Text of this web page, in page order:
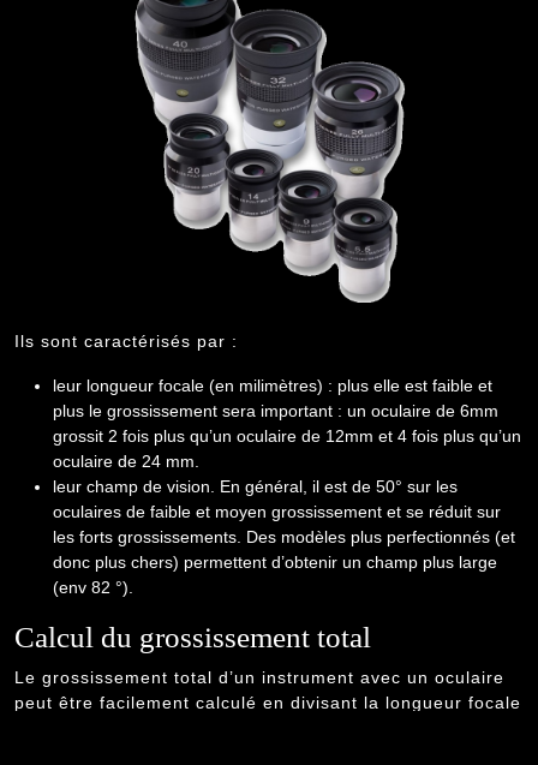
Ils sont caractérisés par :
leur longueur focale (en milimètres) : plus elle est faible et
plus le grossissement sera important : un oculaire de 6mm
grossit 2 fois plus qu’un oculaire de 12mm et 4 fois plus qu’un
oculaire de 24 mm.
leur champ de vision. En général, il est de 50° sur les
oculaires de faible et moyen grossissement et se réduit sur
les forts grossissements. Des modèles plus perfectionnés (et
donc plus chers) permettent d’obtenir un champ plus large
(env 82 °).
Calcul du grossissement total
Le grossissement total d’un instrument avec un oculaire
peut être facilement calculé en divisant la longueur focale